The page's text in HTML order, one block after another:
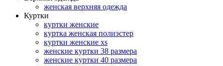
женская верхняя одежда
Куртки
куртки женские
куртка женская полиэстер
куртки женские xs
женские куртки 38 размера
женские куртки 40 размера